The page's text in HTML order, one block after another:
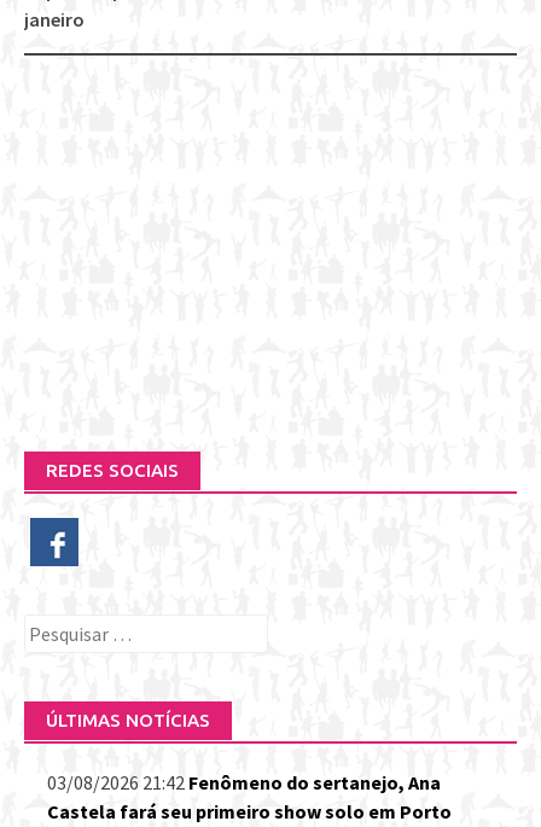
janeiro
REDES SOCIAIS
Pesquisar
ÚLTIMAS NOTÍCIAS
03/08/2026 21:42 Fenômeno do sertanejo, Ana
Castela fará seu primeiro show solo em Porto